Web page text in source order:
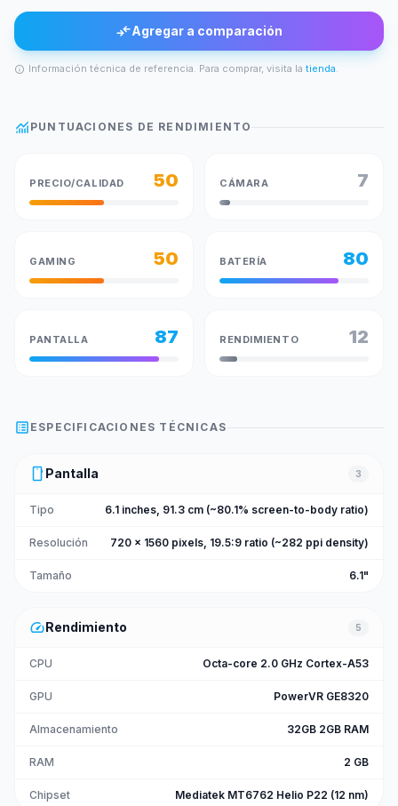
compare_arrowsAgregar a comparación
info Información técnica de referencia. Para comprar, visita la tienda.
monitoring PUNTUACIONES DE RENDIMIENTO
PRECIO/CALIDAD 50 CÁMARA 7
GAMING 50 BATERÍA 80
PANTALLA 87 RENDIMIENTO 12
list_alt ESPECIFICACIONES TÉCNICAS
smartphone Pantalla 3
Tipo 6.1 inches, 91.3 cm (~80.1% screen-to-body ratio)
Resolución 720 x 1560 pixels, 19.5:9 ratio (~282 ppi density)
Tamaño 6.1"
speedRendimiento 5
CPU Octa-core 2.0 GHz Cortex-A53
GPU PowerVR GE8320
Almacenamiento 32GB 2GB RAM
RAM 2 GB
Chipset Mediatek MT6762 Helio P22 (12 nm)